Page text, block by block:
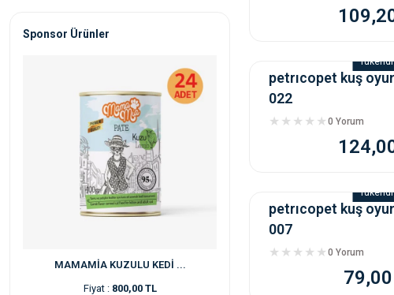
Sponsor Ürünler
MAMAMİA KUZULU KEDİ ...
Fiyat : 800,00 TL
Tükendi
petrıcopet kuş
022
0 Yorum
Tükendi
petrıcopet kuş
007
0 Yorum